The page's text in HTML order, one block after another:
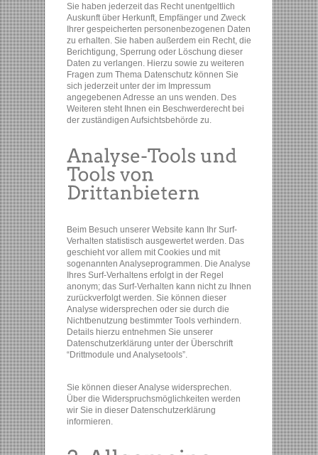
Sie haben jederzeit das Recht unentgeltlich
Auskunft über Herkunft, Empfänger und Zweck
Ihrer gespeicherten personenbezogenen Daten
zu erhalten. Sie haben außerdem ein Recht, die
Berichtigung, Sperrung oder Löschung dieser
Daten zu verlangen. Hierzu sowie zu weiteren
Fragen zum Thema Datenschutz können Sie
sich jederzeit unter der im Impressum
angegebenen Adresse an uns wenden. Des
Weiteren steht Ihnen ein Beschwerderecht bei
der zuständigen Aufsichtsbehörde zu.
Beim Besuch unserer Website kann Ihr Surf-
Verhalten statistisch ausgewertet werden. Das
geschieht vor allem mit Cookies und mit
sogenannten Analyseprogrammen. Die Analyse
Ihres Surf-Verhaltens erfolgt in der Regel
anonym; das Surf-Verhalten kann nicht zu Ihnen
zurückverfolgt werden. Sie können dieser
Analyse widersprechen oder sie durch die
Nichtbenutzung bestimmter Tools verhindern.
Details hierzu entnehmen Sie unserer
Datenschutzerklärung unter der Überschrift
“Drittmodule und Analysetools”.
Sie können dieser Analyse widersprechen.
Über die Widerspruchsmöglichkeiten werden
wir Sie in dieser Datenschutzerklärung
informieren.